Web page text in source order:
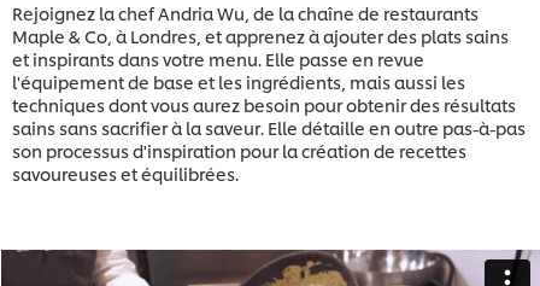
Rejoignez la chef Andria Wu, de la chaîne de restaurants
Maple & Co, à Londres, et apprenez à ajouter des plats sains
et inspirants dans votre menu. Elle passe en revue
l'équipement de base et les ingrédients, mais aussi les
techniques dont vous aurez besoin pour obtenir des résultats
sains sans sacrifier à la saveur. Elle détaille en outre pas-à-pas
son processus d'inspiration pour la création de recettes
savoureuses et équilibrées.